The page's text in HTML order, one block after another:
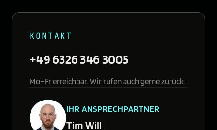
KONTAKT
+49 6326 346 3005
Mo–Fr erreichbar. Wir rufen auch gerne zurück.
IHR ANSPRECHPARTNER
Tim Will